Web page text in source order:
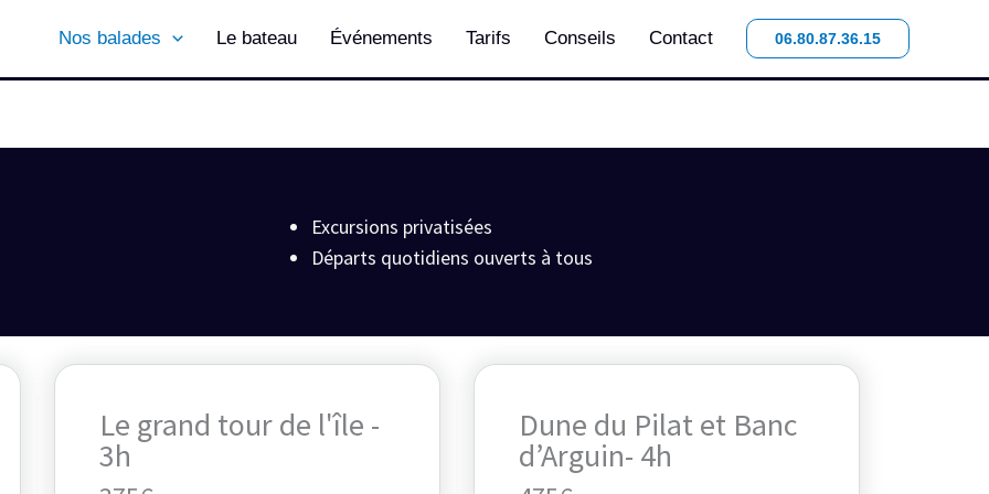
Nos balades Le bateau Événements Tarifs Conseils Contact 06.80.87.36.15
Excursions privatisées
Départs quotidiens ouverts à tous
Le grand tour de l'île -
3h
Dune du Pilat et Banc
d’Arguin- 4h